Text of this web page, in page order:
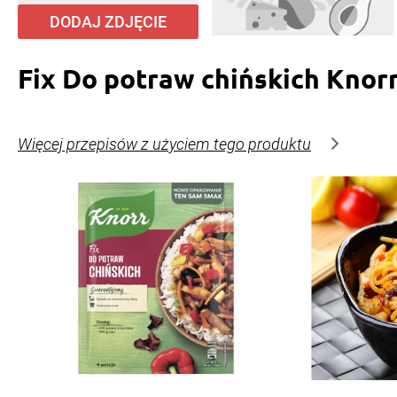
DODAJ ZDJĘCIE
Fix Do potraw chińskich
Więcej przepisów z użyciem tego produktu